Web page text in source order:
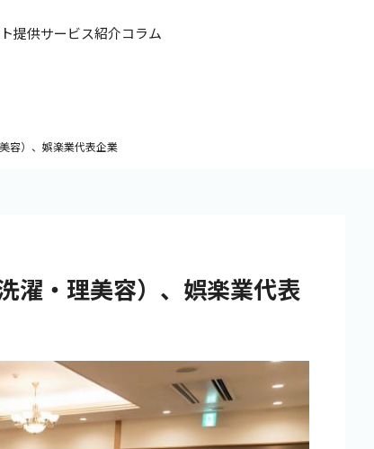
提供サービス紹介コラム
容）、娯楽業代表企業
濯・理美容）、娯楽業代表